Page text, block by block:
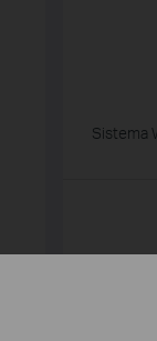
Sistema